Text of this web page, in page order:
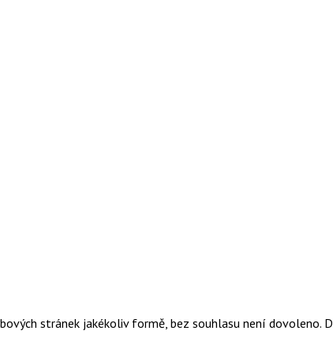
stránek jakékoliv formě, bez souhlasu není dovoleno.